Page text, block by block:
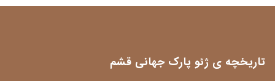
تاریخچه ی ژئو پارک جهانی قشم